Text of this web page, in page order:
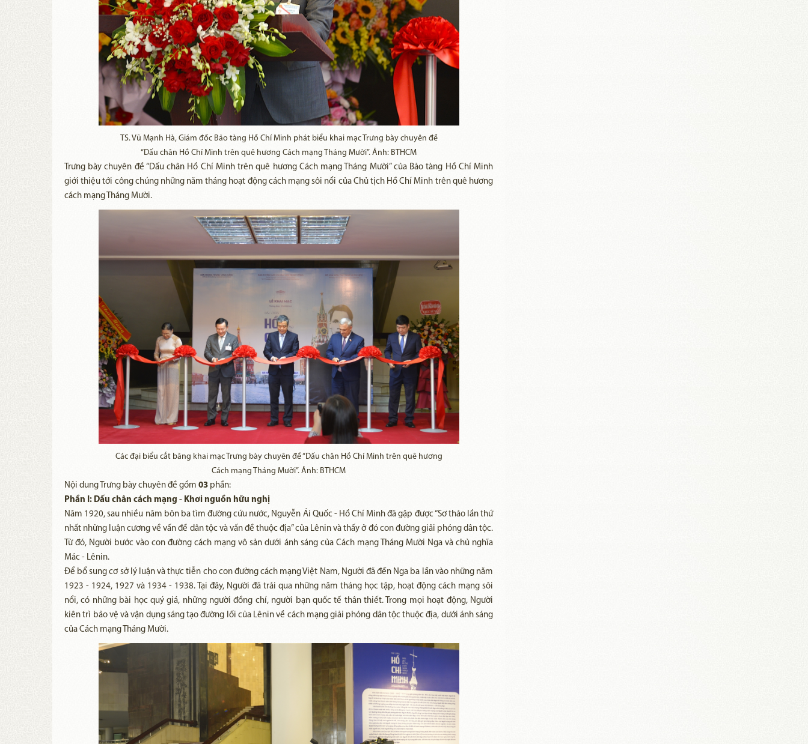
TS. Vũ Mạnh Hà, Giám đốc Bảo tàng Hồ Chí Minh phát biểu khai mạc Trưng bày chuyên đề
“Dấu chân Hồ Chí Minh trên quê hương Cách mạng Tháng Mười”. Ảnh: BTHCM
Trưng bày chuyên đề “Dấu chân Hồ Chí Minh trên quê hương Cách mạng Tháng Mười” của Bảo tàng Hồ Chí Minh
giới thiệu tới công chúng những năm tháng hoạt động cách mạng sôi nổi của Chủ tịch Hồ Chí Minh trên quê hương
cách mạng Tháng Mười.
Các đại biểu cắt băng khai mạc Trưng bày chuyên đề “Dấu chân Hồ Chí Minh trên quê hương
Cách mạng Tháng Mười”. Ảnh: BTHCM
Nội dung Trưng bày chuyên đề gồm 03 phần:
Phần I: Dấu chân cách mạng - Khơi nguồn hữu nghị
Năm 1920, sau nhiều năm bôn ba tìm đường cứu nước, Nguyễn Ái Quốc - Hồ Chí Minh đã gặp được “Sơ thảo lần thứ
nhất những luận cương về vấn đề dân tộc và vấn đề thuộc địa” của Lênin và thấy ở đó con đường giải phóng dân tộc.
Từ đó, Người bước vào con đường cách mạng vô sản dưới ánh sáng của Cách mạng Tháng Mười Nga và chủ nghĩa
Mác - Lênin.
Để bổ sung cơ sở lý luận và thực tiễn cho con đường cách mạng Việt Nam, Người đã đến Nga ba lần vào những năm
1923 - 1924, 1927 và 1934 - 1938. Tại đây, Người đã trải qua những năm tháng học tập, hoạt động cách mạng sôi
nổi, có những bài học quý giá, những người đồng chí, người bạn quốc tế thân thiết. Trong mọi hoạt động, Người
kiên trì bảo vệ và vận dụng sáng tạo đường lối của Lênin về cách mạng giải phóng dân tộc thuộc địa, dưới ánh sáng
của Cách mạng Tháng Mười.